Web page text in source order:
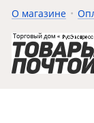
О магазине